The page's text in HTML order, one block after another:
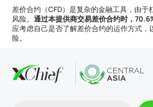
差价合约（CFD）是复杂的金融工具，由
风险。 通过本提供商交易差价合约时，
应考虑自己是否了解差价合约的运作方式
险。